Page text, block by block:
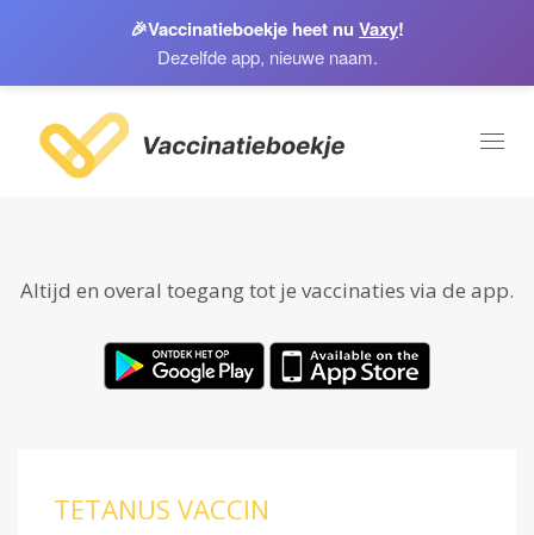
🎉Vaccinatieboekje heet nu Vaxy!
Dezelfde app, nieuwe naam.
Altijd en overal toegang tot je vaccinaties via de app.
TETANUS VACCIN